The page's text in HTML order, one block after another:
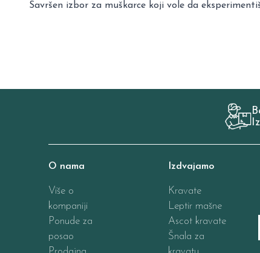
Savršen izbor za muškarce koji vole da
O nama
Više o
kompaniji
Ponude za
posao
Izdvajamo
Kravate
Leptir mašne
Ascot kravate
Šnala za